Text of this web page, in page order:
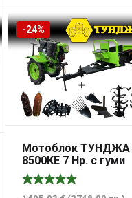
-24%
Мотоблок ТУНДЖА
8500КЕ 7 Hp. с гуми
4х10 с ел.старт,
инвентар и ремарке